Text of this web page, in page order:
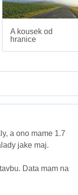
A kousek od
hranice
a ono mame 1.7
jake maj.
Data mam na